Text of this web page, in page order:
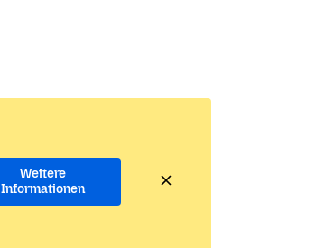
Weitere
Informationen